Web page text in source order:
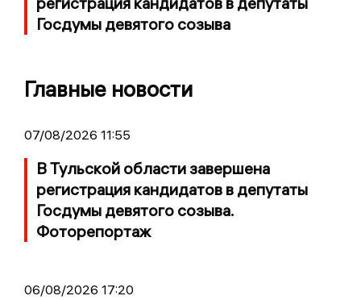
Госдумы девятого созыва
Главные новости
07/08/2026 11:55
В Тульской области завершена
регистрация кандидатов в депутаты
Госдумы девятого созыва.
Фоторепортаж
06/08/2026 17:20